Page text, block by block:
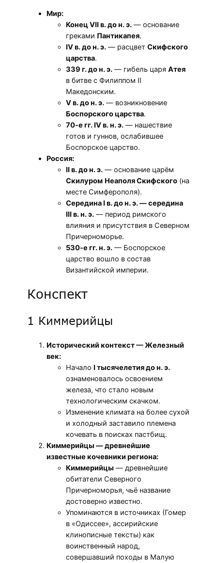
Мир:
Конец VII в. до н. э. — основание
греками Пантикапея.
IV в. до н. э. — расцвет Скифского
царства.
339 г. до н. э. — гибель царя Атея
в битве с Филиппом II
Македонским.
V в. до н. э. — возникновение
Боспорского царства.
70-е гг. IV в. н. э. — нашествие
готов и гуннов, ослабившее
Боспорское царство.
Россия:
II в. до н. э. — основание царём
Скилуром Неаполя Скифского (на
месте Симферополя).
Середина I в. до н. э. — середина
III в. н. э. — период римского
влияния и присутствия в Северном
Причерноморье.
530-е гг. н. э. — Боспорское
царство вошло в состав
Византийской империи.
Конспект
1 Киммерийцы
Исторический контекст — Железный
век:
Начало I тысячелетия до н. э.
ознаменовалось освоением
железа, что стало новым
технологическим скачком.
Изменение климата на более сухой
и холодный заставило племена
кочевать в поисках пастбищ.
Киммерийцы — древнейшие
известные кочевники региона:
Киммерийцы — древнейшие
обитатели Северного
Причерноморья, чьё название
достоверно известно.
Упоминаются в источниках (Гомер
в «Одиссее», ассирийские
клинописные тексты) как
воинственный народ,
совершавший походы в Малую